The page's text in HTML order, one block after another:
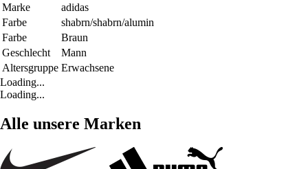
Marke
adidas
Farbe
shabrn/shabrn/alumin
Farbe
Braun
Geschlecht
Mann
Altersgruppe Erwachsene
Loading...
Loading...
Alle unsere Marken